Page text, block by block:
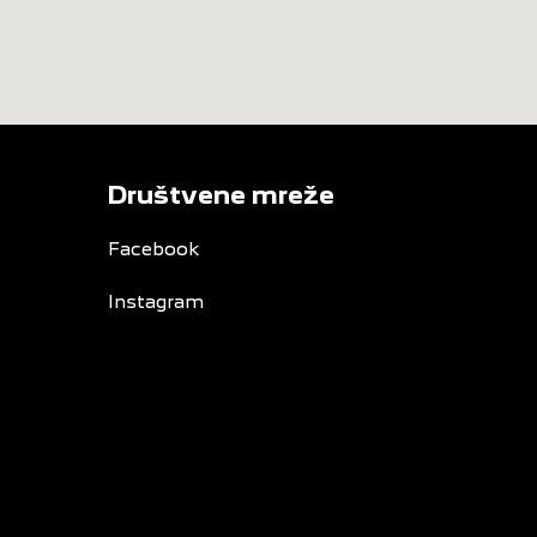
Društvene mreže
Facebook
Instagram